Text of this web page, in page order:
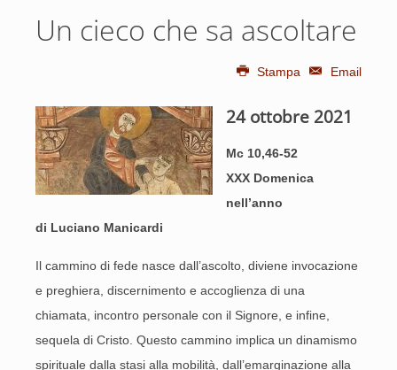
Un cieco che sa ascoltare
Stampa Email
24 ottobre 2021
Mc 10,46-52
XXX Domenica
nell’anno
di Luciano Manicardi
Il cammino di fede nasce dall’ascolto, diviene invocazione
e preghiera, discernimento e accoglienza di una
chiamata, incontro personale con il Signore, e infine,
sequela di Cristo. Questo cammino implica un dinamismo
spirituale dalla stasi alla mobilità, dall’emarginazione alla